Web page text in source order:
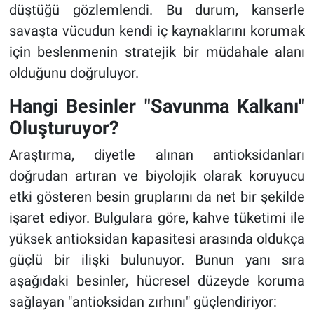
düştüğü gözlemlendi. Bu durum, kanserle
savaşta vücudun kendi iç kaynaklarını korumak
için beslenmenin stratejik bir müdahale alanı
olduğunu doğruluyor.
Hangi Besinler "Savunma Kalkanı"
Oluşturuyor?
Araştırma, diyetle alınan antioksidanları
doğrudan artıran ve biyolojik olarak koruyucu
etki gösteren besin gruplarını da net bir şekilde
işaret ediyor. Bulgulara göre, kahve tüketimi ile
yüksek antioksidan kapasitesi arasında oldukça
güçlü bir ilişki bulunuyor. Bunun yanı sıra
aşağıdaki besinler, hücresel düzeyde koruma
sağlayan "antioksidan zırhını" güçlendiriyor: